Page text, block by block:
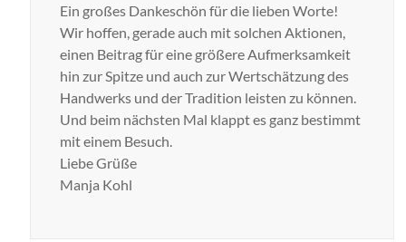
Ein großes Dankeschön für die lieben Worte!
Wir hoffen, gerade auch mit solchen Aktionen,
einen Beitrag für eine größere Aufmerksamkeit
hin zur Spitze und auch zur Wertschätzung des
Handwerks und der Tradition leisten zu können.
Und beim nächsten Mal klappt es ganz bestimmt
mit einem Besuch.
Liebe Grüße
Manja Kohl